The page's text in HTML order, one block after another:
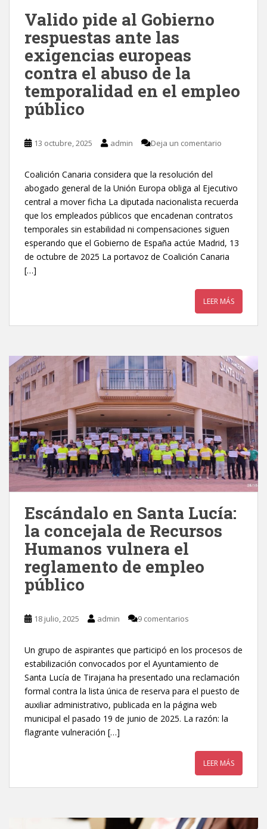
Valido pide al Gobierno
respuestas ante las
exigencias europeas
contra el abuso de la
temporalidad en el empleo
público
13 octubre, 2025 admin Deja un comentario
Coalición Canaria considera que la resolución del
abogado general de la Unión Europa obliga al Ejecutivo
central a mover ficha La diputada nacionalista recuerda
que los empleados públicos que encadenan contratos
temporales sin estabilidad ni compensaciones siguen
esperando que el Gobierno de España actúe Madrid, 13
de octubre de 2025 La portavoz de Coalición Canaria
[…]
LEER MÁS
Escándalo en Santa Lucía:
la concejala de Recursos
Humanos vulnera el
reglamento de empleo
público
18 julio, 2025 admin 9 comentarios
Un grupo de aspirantes que participó en los procesos de
estabilización convocados por el Ayuntamiento de
Santa Lucía de Tirajana ha presentado una reclamación
formal contra la lista única de reserva para el puesto de
auxiliar administrativo, publicada en la página web
municipal el pasado 19 de junio de 2025. La razón: la
flagrante vulneración […]
LEER MÁS